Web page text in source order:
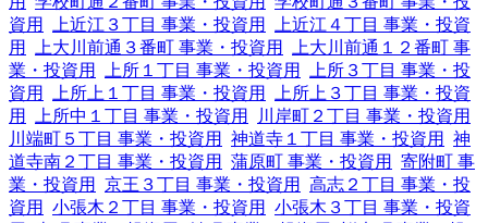
資用
上近江３丁目 事業・投資用
上近江４丁目 事業・投資
用
上大川前通３番町 事業・投資用
上大川前通１２番町 事
業・投資用
上所１丁目 事業・投資用
上所３丁目 事業・投
資用
上所上１丁目 事業・投資用
上所上３丁目 事業・投資
用
上所中１丁目 事業・投資用
川岸町２丁目 事業・投資用
川端町５丁目 事業・投資用
神道寺１丁目 事業・投資用
神
道寺南２丁目 事業・投資用
蒲原町 事業・投資用
寄附町 事
業・投資用
京王３丁目 事業・投資用
高志２丁目 事業・投
資用
小張木２丁目 事業・投資用
小張木３丁目 事業・投資